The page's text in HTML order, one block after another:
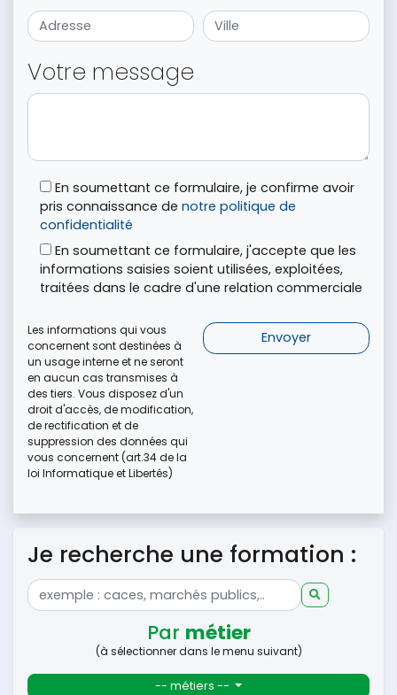
Je recherche une formation :
Par métier
(à sélectionner dans le menu suivant)
-- métiers --
Votre message
En soumettant ce formulaire, je confirme avoir
pris connaissance denotre politique de
confidentialité
En soumettant ce formulaire, j'accepte que les
informations saisies soient utilisées, exploitées,
traitées dans le cadre d'une relation commerciale
Les informations qui vous
concernent sont destinées à
un usage interne et ne seront
en aucun cas transmises à
des tiers. Vous disposez d'un
droit d'accès, de modification,
de rectification et de
suppression des données qui
vous concernent (art.34 de la
loi Informatique et Libertés)